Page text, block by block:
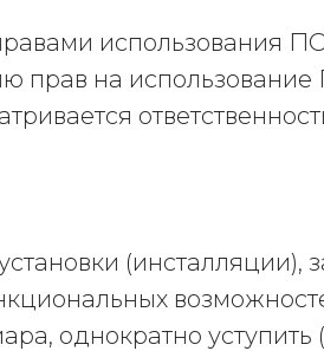
использования
прав на
(инсталляции),
однократно